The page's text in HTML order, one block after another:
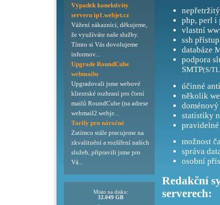
php, perl i
vlastní
ssh přístup
databáze
podpora
SMTP(S/
účinné
několik
doménový
statistiky
možnost
správa
osobní
Redakční
serverech:
Výpadek konektivity
serveru ip1.webjet.cz
Vážení zákazníci, děkujeme,
že využíváte naše služby.
Tímto si Vás dovolujeme
informov...
Upgrade RoundCube
webmailu
Upgradovali jsme webové
klientské rozhraní pro čtení
mailů RoundCube (na adrese
webmail2.webje...
Tarify pro náročné
Zatímco stále pracujeme na
zkvalitnění a rozšíření našich
služeb, připravili jsme pro
Vá...
Misto na disku:
32.049 GB